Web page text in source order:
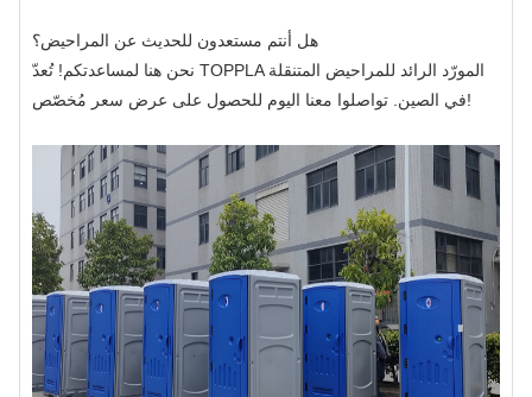
نحن هنا لمساعدتكم! تُعدّ TOPPLA المورّد الرائد للمراحيض المتنقلة
في الصين. تواصلوا معنا اليوم للحصول على عرض سعر مُخصّص!